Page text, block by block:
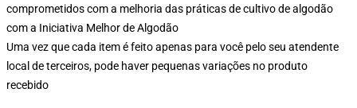
comprometidos com a melhoria das práticas de cultivo de algodão
com a Iniciativa Melhor de Algodão
Uma vez que cada item é feito apenas para você pelo seu atendente
local de terceiros, pode haver pequenas variações no produto
recebido